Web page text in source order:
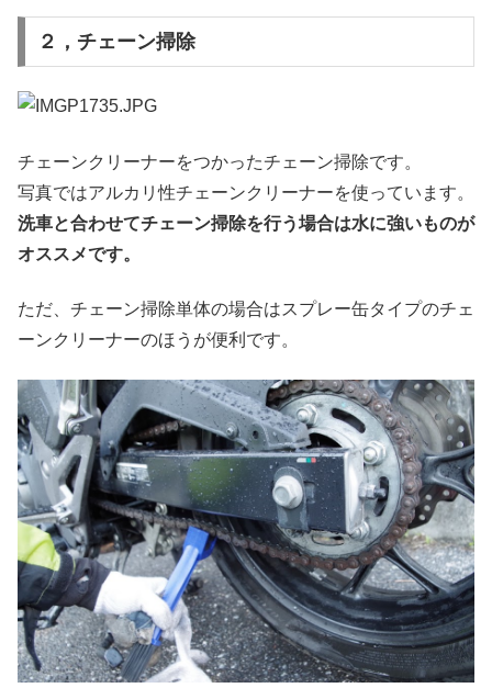
２，チェーン掃除
チェーンクリーナーをつかったチェーン掃除です。
写真ではアルカリ性チェーンクリーナーを使っています。
洗車と合わせてチェーン掃除を行う場合は水に強いものが
オススメです。
ただ、チェーン掃除単体の場合はスプレー缶タイプのチェ
ーンクリーナーのほうが便利です。